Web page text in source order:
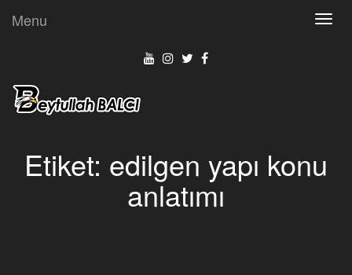
Menu
Etiket: edilgen yapı konu
anlatımı